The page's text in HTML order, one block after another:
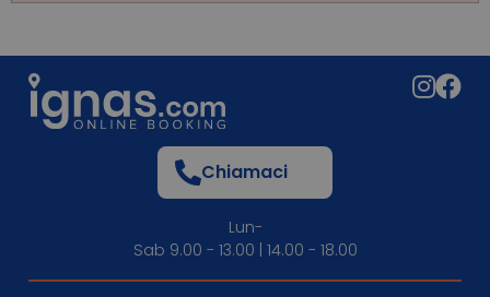
Chiamaci
Lun-
Sab 9.00 - 13.00 | 14.00 - 18.00